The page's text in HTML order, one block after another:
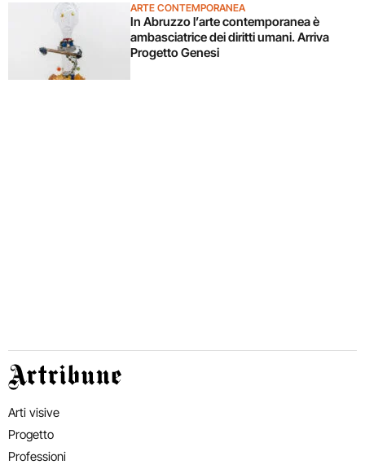
ARTE CONTEMPORANEA
In Abruzzo l’arte contemporanea è
ambasciatrice dei diritti umani. Arriva
Progetto Genesi
Artribune
Arti visive
Progetto
Professioni